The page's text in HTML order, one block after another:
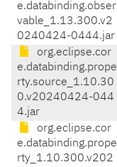
e.databinding.obser
vable_1.13.300.v2
0240424-0444.jar
org.eclipse.cor
e.databinding.prope
rty.source_1.10.30
0.v20240424-044
4.jar
org.eclipse.cor
e.databinding.prope
rty_1.10.300.v202